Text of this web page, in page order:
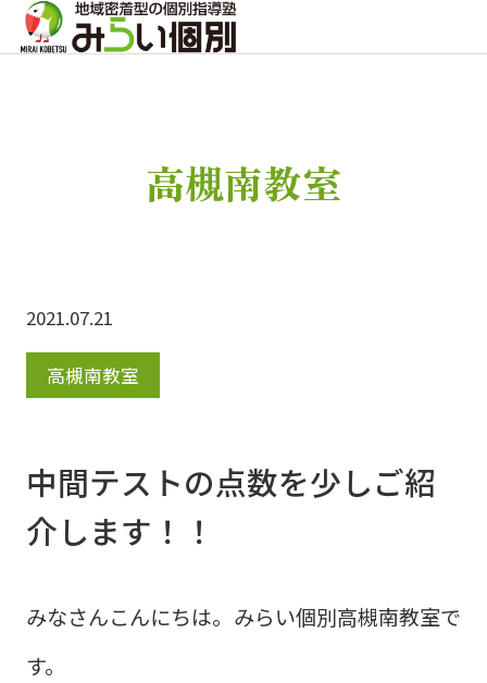
高槻南教室
2021.07.21
高槻南教室
中間テストの点数を少しご紹
介します！！
みなさんこんにちは。みらい個別高槻南教室で
す。